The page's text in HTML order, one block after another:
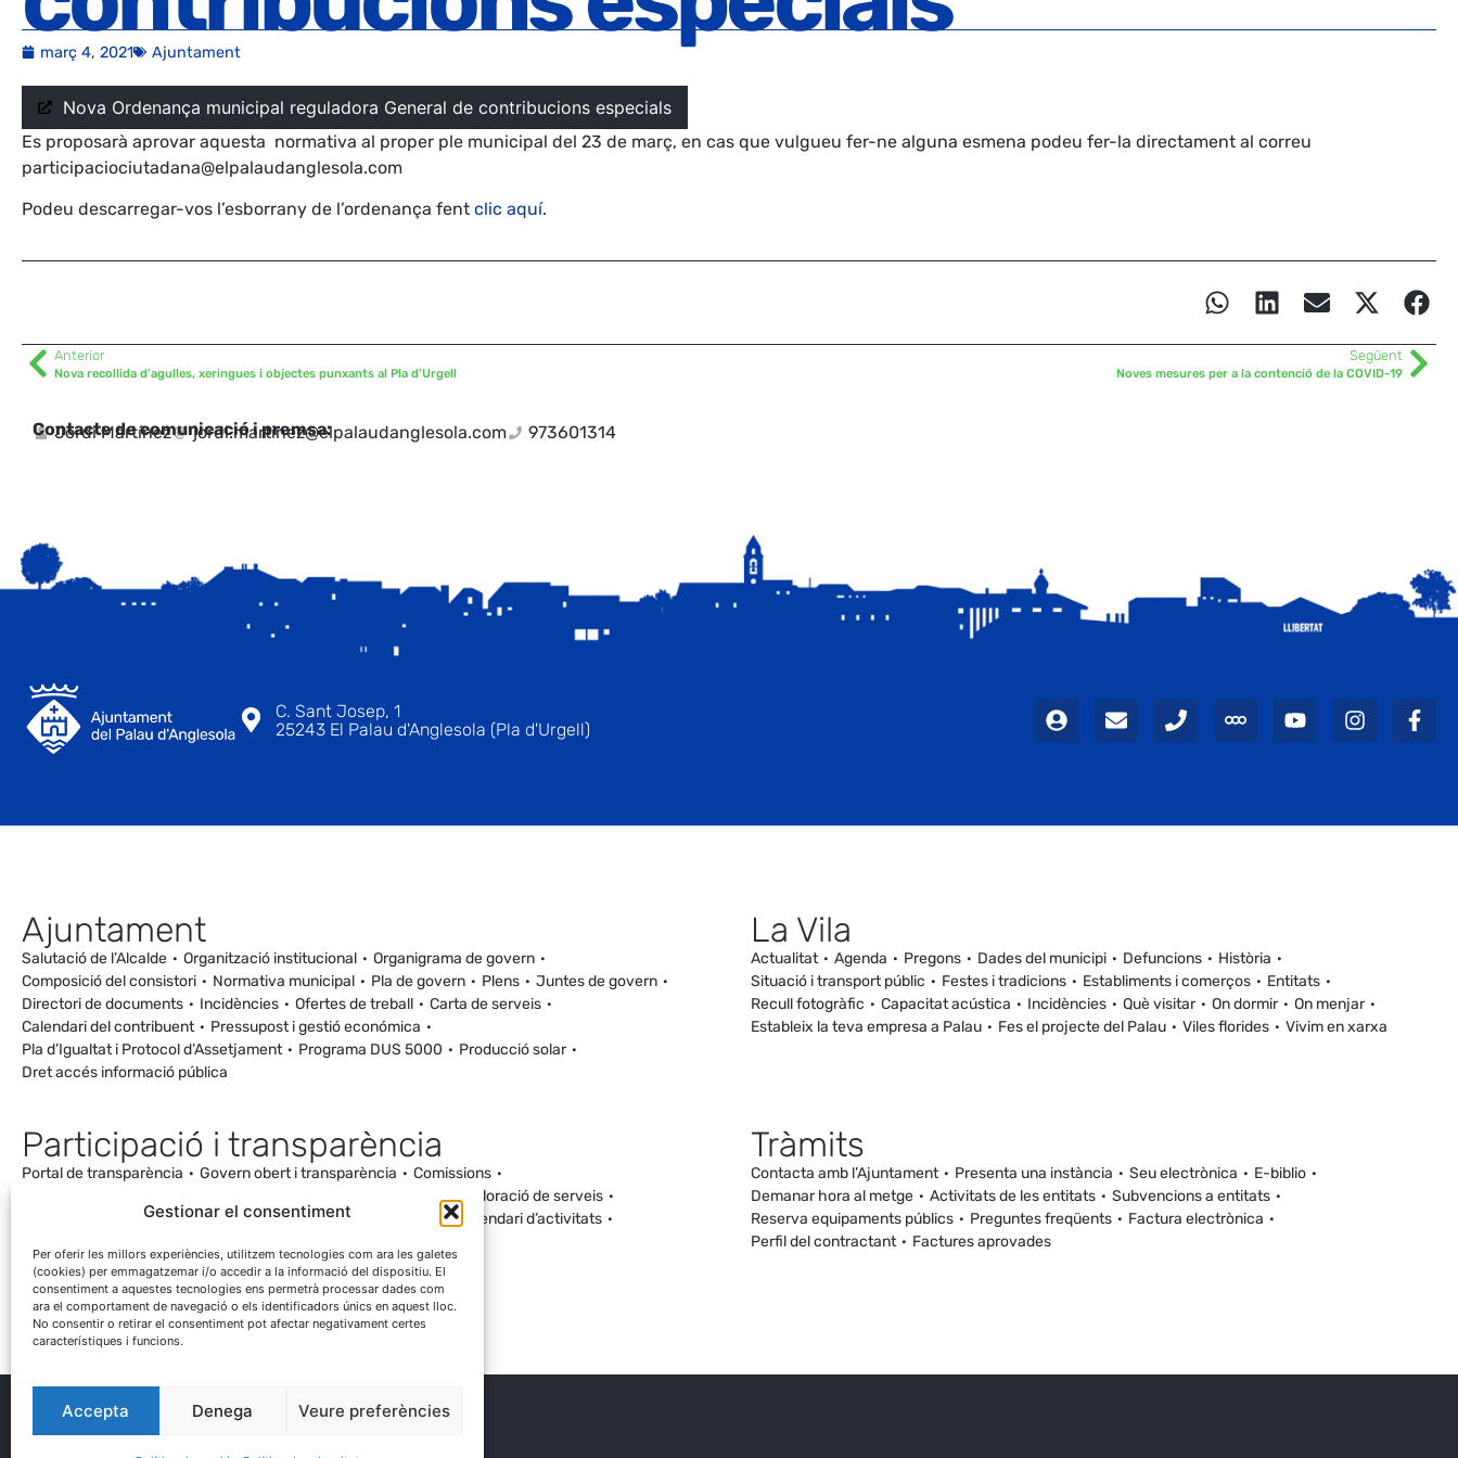
Gestionar el consentiment
Per oferir les millors experiències, utilitzem tecnologies com ara les galetes
(cookies) per emmagatzemar i/o accedir a la informació del dispositiu. El
consentiment a aquestes tecnologies ens permetrà processar dades com
ara el comportament de navegació o els identificadors únics en aquest lloc.
No consentir o retirar el consentiment pot afectar negativament certes
característiques i funcions.
Accepta Denega Veure preferències
març 4, 2021 Ajuntament
Nova Ordenança municipal reguladora General de contribucions especials
Es proposarà aprovar aquesta normativa al proper ple municipal del 23 de març, en cas que vulgueu fer-ne alguna esmena podeu fer-la directament al correu
participaciociutadana@elpalaudanglesola.com
Podeu descarregar-vos l’esborrany de l’ordenança fent clic aquí.
Anterior
Nova recollida d’agulles, xeringues i objectes punxants al Pla d’Urgell
Següent
Noves mesures per a la contenció de la COVID-19
Contacte de comunicació i premsa:
Jordi Martínez jordi.martinez@elpalaudanglesola.com 973601314
C. Sant Josep, 1
25243 El Palau d'Anglesola (Pla d'Urgell)
Ajuntament
Salutació de l’Alcalde Organització institucional
Organigrama de govern
Composició del consistori
Normativa municipal Pla de govern Plens
Juntes de govern
Directori de documents
Incidències Ofertes de treball
Carta de serveis
Calendari del contribuent
Pressupost i gestió económica
Pla d’Igualtat i Protocol d’Assetjament
Programa DUS 5000
Producció solar
Dret accés informació pública
La Vila
Actualitat Agenda Pregons Dades del municipi Defuncions
Història
Situació i transport públic
Festes i tradicions Establiments i comerços
Entitats
Recull fotogràfic
Capacitat acústica Incidències Què visitar On dormir
On menjar
Estableix la teva empresa a Palau
Fes el projecte del Palau Viles florides Vivim en xarxa
Participació i transparència
Portal de transparència Govern obert i transparència
Comissions
Processos participatius
Valoració de serveis
Canal de denúncies Comunitat local d’energia
Calendari d’activitats
Tràmits
Contacta amb l’Ajuntament Presenta una instància Seu electrònica
E-biblio
Demanar hora al metge
Activitats de les entitats
Subvencions a entitats
Reserva equipaments públics
Preguntes freqüents
Factura electrònica
Perfil del contractant
Factures aprovades
® Ajuntament El Palau d'Anglesola